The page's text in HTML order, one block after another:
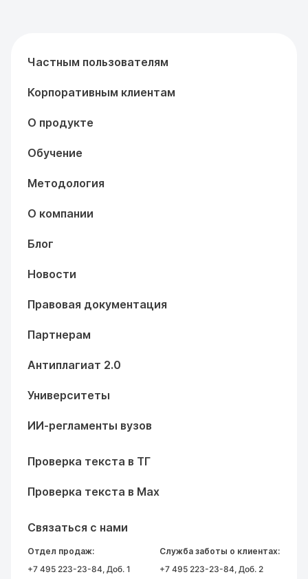
Частным пользователям
Корпоративным клиентам
О продукте
Обучение
Методология
О компании
Блог
Новости
Правовая документация
Партнерам
Антиплагиат 2.0
Университеты
ИИ-регламенты вузов
Проверка текста в ТГ
Проверка текста в Max
Связаться с нами
Отдел продаж:
+7 495 223-23-84, Доб. 1
Служба заботы о клиентах:
+7 495 223-23-84, Доб. 2